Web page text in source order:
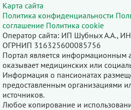
Карта сайта
Политика конфиденциальности
соглашение Политика cookie
Оператор сайта: ИП Шубных А.А.,
ОГРНИП 316325600085756
Портал является информационным
оказывает медицинских или
Информация о пансионатах
предоставленным организациями
источников.
Любое копирование и